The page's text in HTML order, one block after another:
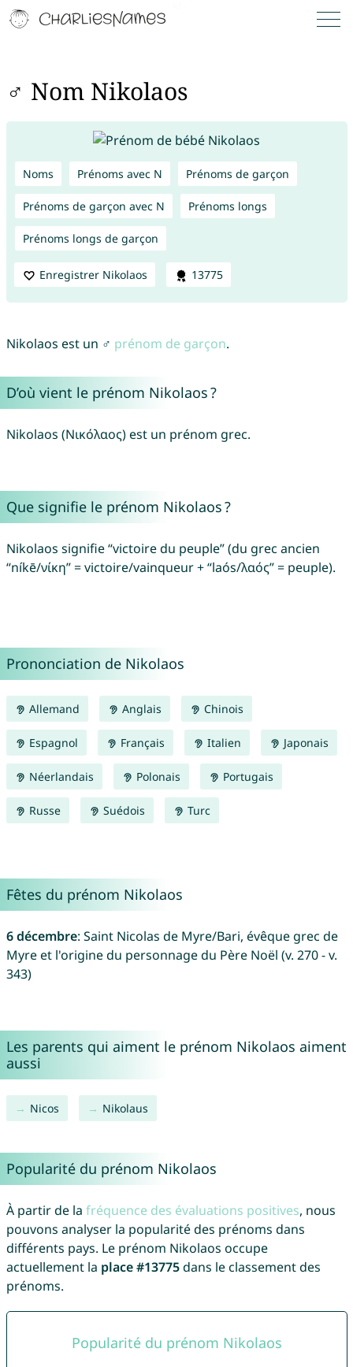
♂ Nom Nikolaos
Noms Prénoms avec N Prénoms de garçon
Prénoms de garçon avec N Prénoms longs
Prénoms longs de garçon
Enregistrer Nikolaos 13775
Nikolaos est un ♂ prénom de garçon.
D’où vient le prénom Nikolaos ?
Nikolaos (Νικόλαος) est un prénom grec.
Que signifie le prénom Nikolaos ?
Nikolaos signifie “victoire du peuple” (du grec ancien
“níkē/νίκη” = victoire/vainqueur + “laós/λαός” = peuple).
Prononciation de Nikolaos
Allemand Anglais Chinois
Espagnol Français Italien Japonais
Néerlandais Polonais Portugais
Russe Suédois Turc
Fêtes du prénom Nikolaos
6 décembre: Saint Nicolas de Myre/Bari, évêque grec de
Myre et l'origine du personnage du Père Noël (v. 270 - v.
343)
Les parents qui aiment le prénom Nikolaos aiment
aussi
Nicos Nikolaus
Popularité du prénom Nikolaos
À partir de la fréquence des évaluations positives, nous
pouvons analyser la popularité des prénoms dans
différents pays. Le prénom Nikolaos occupe
actuellement la place #13775dans le classement des
prénoms.